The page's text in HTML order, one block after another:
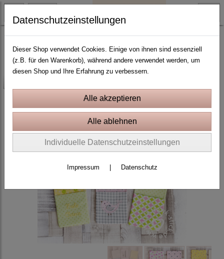
Ostern und Frühling
Datenschutzeinstellungen
Dieser Shop verwendet Cookies. Einige von ihnen sind essenziell
(z.B. für den Warenkorb), während andere verwendet werden, um
diesen Shop und Ihre Erfahrung zu verbessern.
Individuelle Datenschutzeinstellungen
Impressum Datenschutz